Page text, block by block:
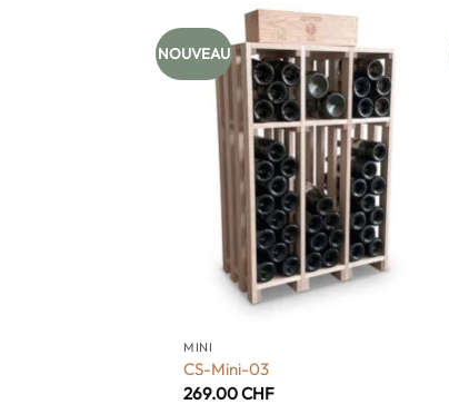
NOUVEAU
MINI
CS-Mini-03
269.00CHF